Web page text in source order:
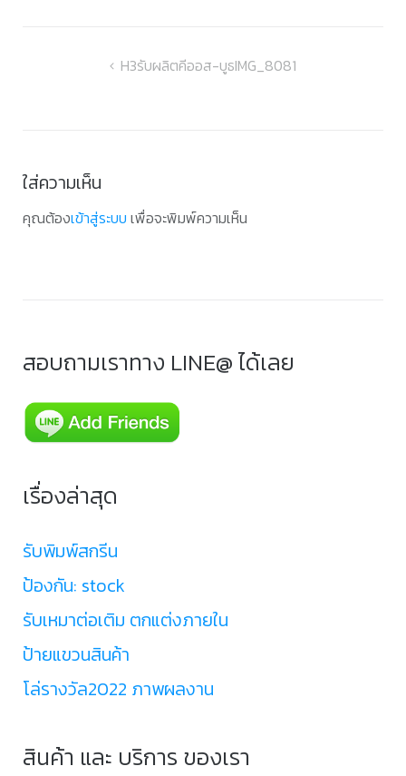
H3รับผลิตคีออส-บูธIMG_8081
ใส่ความเห็น
คุณต้องเข้าสู่ระบบ เพื่อจะพิมพ์ความเห็น
สอบถามเราทาง LINE@ ได้เลย
เรื่องล่าสุด
รับพิมพ์สกรีน
ป้องกัน: stock
รับเหมาต่อเติม ตกแต่งภายใน
ป้ายแขวนสินค้า
โล่รางวัล2022 ภาพผลงาน
สินค้า และ บริการ ของเรา